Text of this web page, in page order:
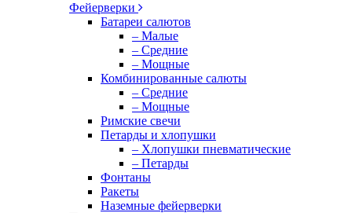
Фейерверки
Батареи салютов
– Малые
– Средние
– Мощные
Комбинированные салюты
– Средние
– Мощные
Римские свечи
Петарды и хлопушки
– Хлопушки пневматические
– Петарды
Фонтаны
Ракеты
Наземные фейерверки